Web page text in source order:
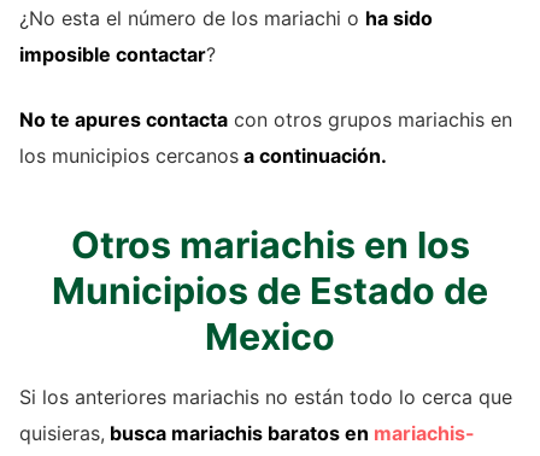
¿No esta el número de los mariachi o ha sido
imposible contactar?
No te apures contacta con otros grupos mariachis en
los municipios cercanos a continuación.
Otros mariachis en los
Municipios de Estado de
Mexico
Si los anteriores mariachis no están todo lo cerca que
quisieras, busca mariachis baratos en mariachis-